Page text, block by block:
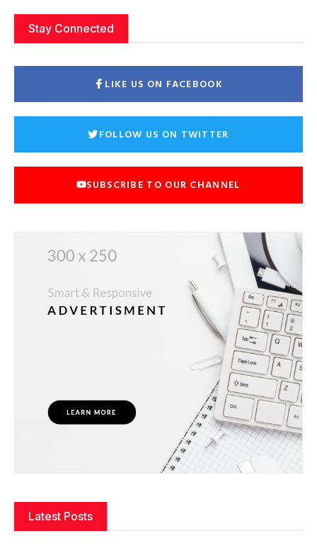
Stay Connected
LIKE US ON FACEBOOK
FOLLOW US ON TWITTER
SUBSCRIBE TO OUR CHANNEL
Latest Posts